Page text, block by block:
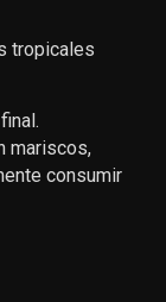
tropicales
mariscos,
consumir